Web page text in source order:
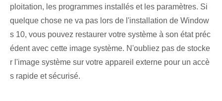
ploitation, les programmes installés et les paramètres. Si
quelque chose ne va pas lors de l'installation de Window
s 10, vous pouvez restaurer votre système à son état préc
édent avec cette image système. N'oubliez pas de stocke
r l'image système sur votre appareil externe pour un accè
s rapide et sécurisé.